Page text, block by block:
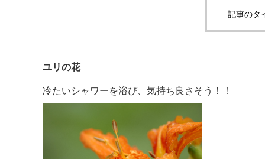
記事のタ
ユリの花
冷たいシャワーを浴び、気持ち良さそう！！